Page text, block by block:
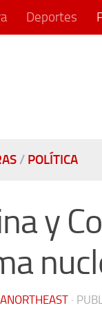
Deportes
/ POLÍTICA
y
·